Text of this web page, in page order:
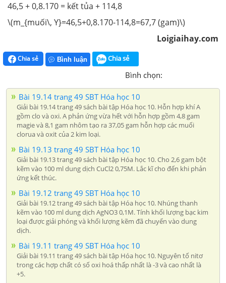
46,5 + 0,8.170 = kết tủa + 114,8
\(m_{muối\, Y}=46,5+0,8.170-114,8=67,7 (gam)\)
Loigiaihay.com
Chia sẻ Bình luận Chia sẻ
Bình chọn:
Bài 19.14 trang 49 SBT Hóa học 10
Giải bài 19.14 trang 49 sách bài tập Hóa học 10. Hỗn hợp khí A
gồm clo và oxi. A phản ứng vừa hết với hỗn hợp gồm 4,8 gam
magie và 8,1 gam nhôm tạo ra 37,05 gam hỗn hợp các muối
clorua và oxit của 2 kim loại.
Bài 19.13 trang 49 SBT Hóa học 10
Giải bài 19.13 trang 49 sách bài tập Hóa học 10. Cho 2,6 gam bột
kẽm vào 100 ml dung dịch CuCl2 0,75M. Lắc kĩ cho đến khi phản
ứng kết thúc.
Bài 19.12 trang 49 SBT Hóa học 10
Giải bài 19.12 trang 49 sách bài tập Hóa học 10. Nhúng thanh
kẽm vào 100 ml dung dịch AgNO3 0,1M. Tính khối lượng bạc kim
loại được giải phóng và khối lượng kẽm đã chuyển vào dung
dịch.
Bài 19.11 trang 49 SBT Hóa học 10
Giải bài 19.11 trang 49 sách bài tập Hóa học 10. Nguyên tố nitơ
trong các hợp chất có số oxi hoá thấp nhất là -3 và cao nhất là
+5.